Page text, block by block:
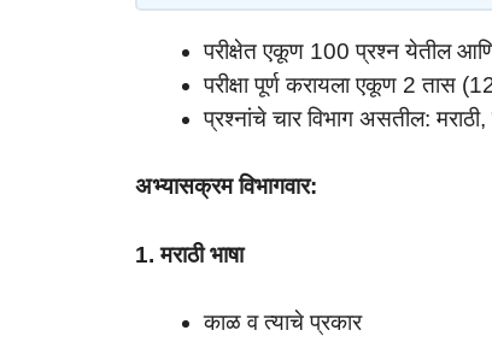
परीक्षेत एकूण 100 प्रश्न येतील
परीक्षा पूर्ण करायला एकूण 2 तास
प्रश्नांचे चार विभाग असतील:
अभ्यासक्रम विभागवार:
1. मराठी भाषा
काळ व त्याचे प्रकार